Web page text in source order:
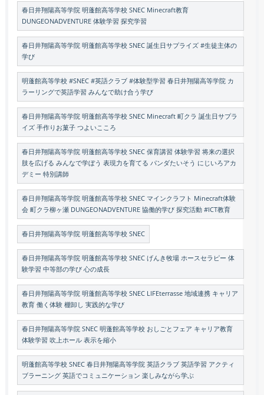
春日井翔陽高等学院 明蓬館高等学校 SNEC Minecraft教育
DUNGEONADVENTURE 体験学習 探究学習
春日井翔陽高等学院 明蓬館高等学校 SNEC 誕生日サプライズ #生徒主体の
学び
明蓬館高等学校 #SNEC #英語クラブ #体験型学習 春日井翔陽高等学院 カ
ラーリングで英語学習 みんなで助け合う学び
春日井翔陽高等学院 明蓬館高等学校 SNEC Minecraft 町クラ 誕生日サプラ
イズ 手作りお菓子 つよいこころ
春日井翔陽高等学院 明蓬館高等学校 SNEC 保育講習 体験学習 将来の選択
肢を広げる みんなで学ぼう 表現力を育てる パンダたいそう にじいろアカ
デミー 特別講師
春日井翔陽高等学院 明蓬館高等学校 SNEC マインクラフト Minecraft体験
会 町クラ柳ヶ瀬 DUNGEONADVENTURE 協働的学び 探究活動 #ICT教育
春日井翔陽高等学院 明蓬館高等学校 SNEC
春日井翔陽高等学院 明蓬館高等学校 SNEC げんき牧場 ホースセラピー 体
験学習 中等部の学び 心の成長
春日井翔陽高等学院 明蓬館高等学校 SNEC LIFEterrasse 地域連携 キャリア
教育 働く体験 棚卸し 実践的な学び
春日井翔陽高等学院 SNEC 明蓬館高等学校 おしごとフェア キャリア教育
体験学習 吹上ホール 表示を縮小
明蓬館高等学校 SNEC 春日井翔陽高等学院 英語クラブ 英語学習 アクティ
ブラーニング 英語でコミュニケーション 楽しみながら学ぶ